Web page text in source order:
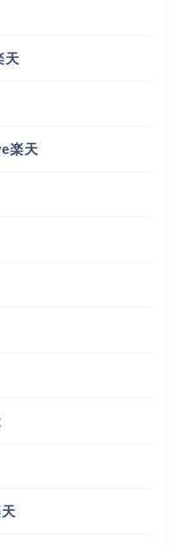
天
楽天